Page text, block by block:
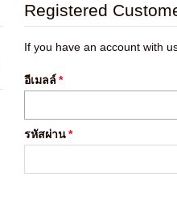
Registered
If you have an account with
*
อีเมลล์
*
รหัสผ่าน